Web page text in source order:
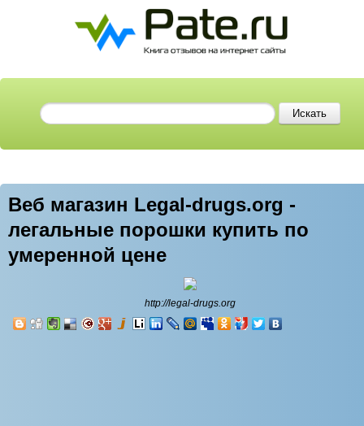
Веб магазин Legal-drugs.org -
легальные порошки купить по
умеренной цене
http://legal-drugs.org